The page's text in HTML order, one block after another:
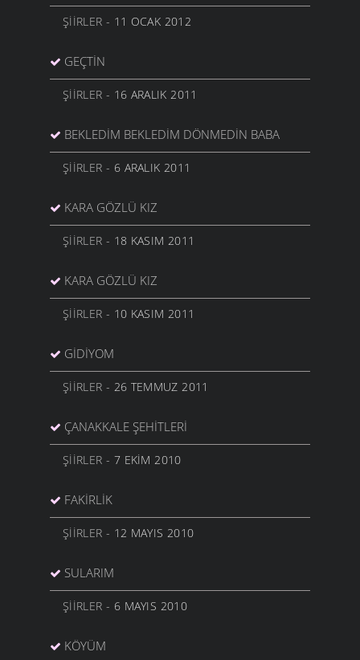
ŞIIRLER - 11 OCAK 2012
GEÇTIN
ŞIIRLER - 16 ARALIK 2011
BEKLEDIM BEKLEDIM DÖNMEDIN BABA
ŞIIRLER - 6 ARALIK 2011
KARA GÖZLÜ KIZ
ŞIIRLER - 18 KASIM 2011
KARA GÖZLÜ KIZ
ŞIIRLER - 10 KASIM 2011
GIDIYOM
ŞIIRLER - 26 TEMMUZ 2011
ÇANAKKALE ŞEHITLERI
ŞIIRLER - 7 EKIM 2010
FAKIRLIK
ŞIIRLER - 12 MAYIS 2010
SULARIM
ŞIIRLER - 6 MAYIS 2010
KÖYÜM